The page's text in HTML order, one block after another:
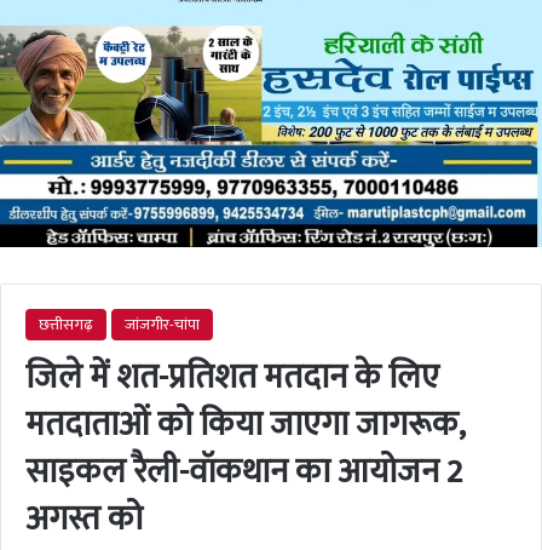
छत्तीसगढ़ जांजगीर-चांपा
जिले में शत-प्रतिशत मतदान के लिए
मतदाताओं को किया जाएगा जागरूक,
साइकल रैली-वॉकथान का आयोजन 2
अगस्त को